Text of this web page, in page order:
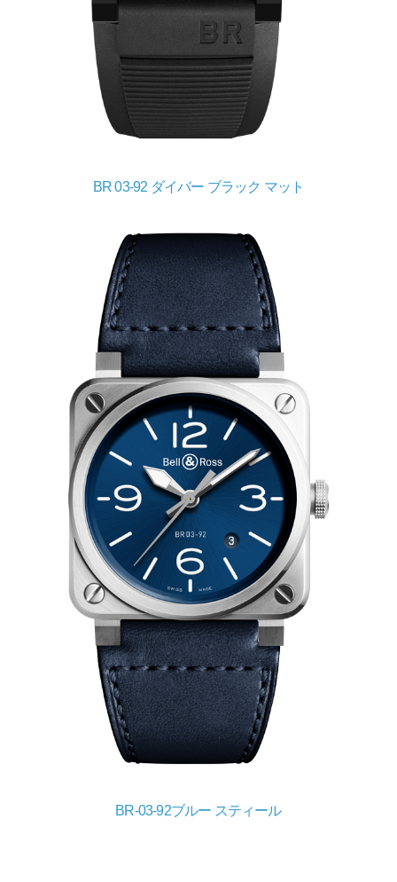
BR 03-92 ダイバー ブラック マット
BR-03-92ブルー スティール